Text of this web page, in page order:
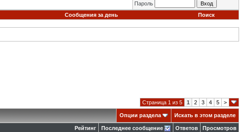
Пароль
Сообщения за день Поиск
Страница 1 из 5 1 2 3 4 5 >
Опции раздела Искать в этом разделе
Рейтинг Последнее сообщение Ответов Просмотров